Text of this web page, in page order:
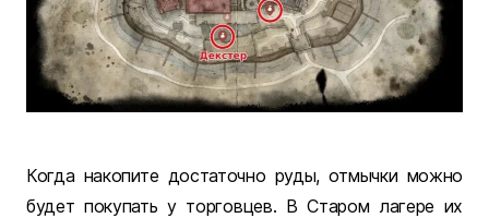
Когда накопите достаточно руды, отмычки можно
будет покупать у торговцев. В Старом лагере их